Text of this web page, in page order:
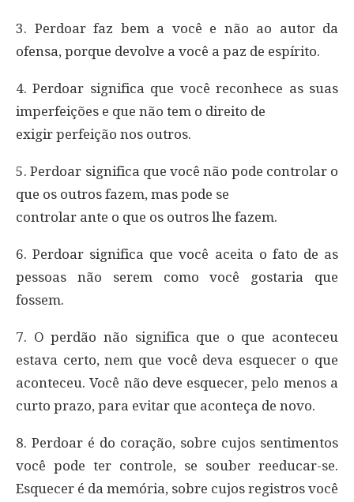
3. Perdoar faz bem a você e não ao autor da
ofensa, porque devolve a você a paz de espírito.
4. Perdoar significa que você reconhece as suas
imperfeições e que não tem o direito de
exigir perfeição nos outros.
5. Perdoar significa que você não pode controlar o
que os outros fazem, mas pode se
controlar ante o que os outros lhe fazem.
6. Perdoar significa que você aceita o fato de as
pessoas não serem como você gostaria que
fossem.
7. O perdão não significa que o que aconteceu
estava certo, nem que você deva esquecer o que
aconteceu. Você não deve esquecer, pelo menos a
curto prazo, para evitar que aconteça de novo.
8. Perdoar é do coração, sobre cujos sentimentos
você pode ter controle, se souber reeducar-se.
Esquecer é da memória, sobre cujos registros você